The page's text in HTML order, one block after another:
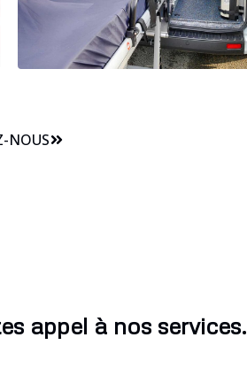
NOUS
appel à nos services.